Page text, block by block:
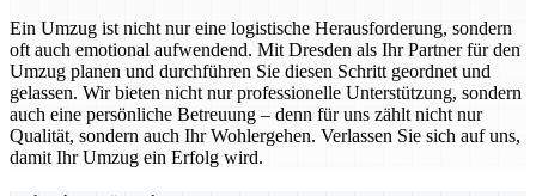
Ein Umzug ist nicht nur eine logistische Herausforderung, sondern
oft auch emotional aufwendend. Mit Dresden als Ihr Partner für den
Umzug planen und durchführen Sie diesen Schritt geordnet und
gelassen. Wir bieten nicht nur professionelle Unterstützung, sondern
auch eine persönliche Betreuung – denn für uns zählt nicht nur
Qualität, sondern auch Ihr Wohlergehen. Verlassen Sie sich auf uns,
damit Ihr Umzug ein Erfolg wird.